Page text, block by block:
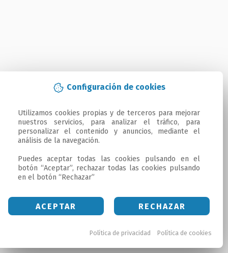
Configuración de cookies
Utilizamos cookies propias y de terceros para mejorar
nuestros servicios, para analizar el tráfico, para
personalizar el contenido y anuncios, mediante el
análisis de la navegación.
Puedes aceptar todas las cookies pulsando en el
botón “Aceptar”, rechazar todas las cookies pulsando
en el botón “Rechazar”
ACEPTAR RECHAZAR
Política de privacidad Política de cookies